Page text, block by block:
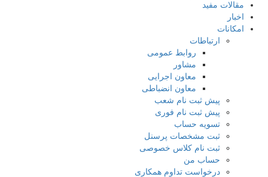
مقالات مفید
اخبار
امکانات
ارتباطات
روابط عمومی
مشاور
معاون اجرایی
معاون انضباطی
پیش ثبت نام شعب
پیش ثبت نام فوری
تسویه حساب
ثبت مشخصات پرسنل
ثبت نام کلاس خصوصی
حساب من
درخواست تداوم همکاری